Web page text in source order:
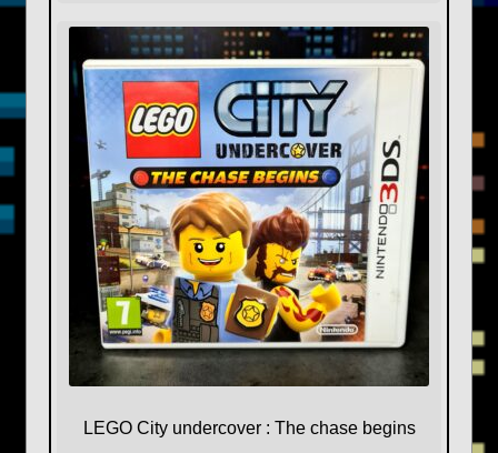
LEGO City undercover : The chase begins